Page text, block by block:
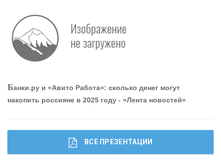
Работа мечты. Что банки делают для того, чтобы
привлечь и удержать персонал - «Интервью»
Банки.ру и «Авито Работа»: сколько денег могут
накопить россияне в 2025 году - «Лента новостей»
ВСЕ ПРЕЗЕНТАЦИИ